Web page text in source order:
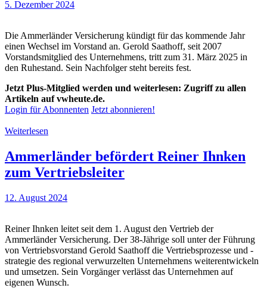
5. Dezember 2024
Die Ammerländer Versicherung kündigt für das kommende Jahr
einen Wechsel im Vorstand an. Gerold Saathoff, seit 2007
Vorstandsmitglied des Unternehmens, tritt zum 31. März 2025 in
den Ruhestand. Sein Nachfolger steht bereits fest.
Jetzt Plus-Mitglied werden und weiterlesen: Zugriff zu allen
Artikeln auf vwheute.de.
Login für Abonnenten Jetzt abonnieren!
Weiterlesen
Ammerländer befördert Reiner Ihnken
zum Vertriebsleiter
12. August 2024
Reiner Ihnken leitet seit dem 1. August den Vertrieb der
Ammerländer Versicherung. Der 38-Jährige soll unter der Führung
von Vertriebsvorstand Gerold Saathoff die Vertriebsprozesse und -
strategie des regional verwurzelten Unternehmens weiterentwickeln
und umsetzen. Sein Vorgänger verlässt das Unternehmen auf
eigenen Wunsch.